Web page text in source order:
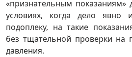
«признательным показаниям»
условиях, когда дело явно
подоплеку, на такие
без тщательной проверки на
давления.